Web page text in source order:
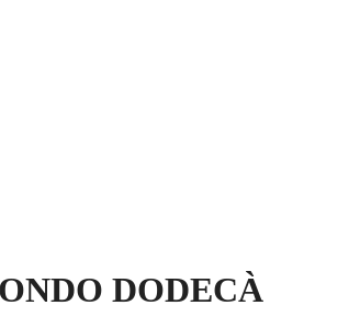
DODECÀ